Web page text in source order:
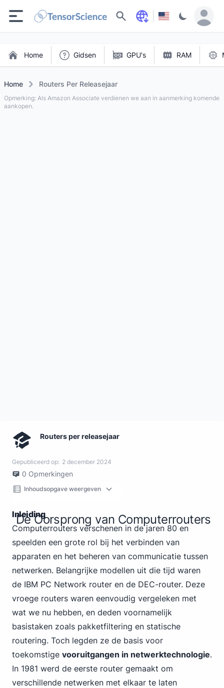
Zoeken
Home Gidsen GPU's RAM
Home Routers Per Releasejaar
Opmerking: Als Amazon Associate verdienen we aan in aanmerking komende
aankopen.
Routers per releasejaar
Gepubliceerd op: 2 december 2024
0 Opmerkingen
Inhoudsopgave weergeven
Inleiding
De Oorsprong van Computerrouters
Computerrouters verschenen in de jaren 80 en
speelden een grote rol bij het verbinden van
apparaten en het beheren van communicatie tussen
netwerken. Belangrijke modellen uit die tijd waren
de IBM PC Network router en de DEC-router. Deze
vroege routers waren eenvoudig vergeleken met
wat we nu hebben, en deden voornamelijk
basistaken zoals pakketfiltering en statische
routering. Toch legden ze de basis voor
toekomstige vooruitgangen in netwerktechnologie.
In 1981 werd de eerste router gemaakt om
verschillende netwerken met elkaar te laten